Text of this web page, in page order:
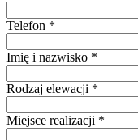
Telefon *
Imię i nazwisko *
Rodzaj elewacji *
Miejsce realizacji *